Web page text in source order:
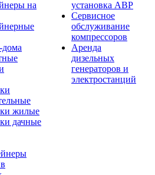
на
жилые
дачные
установка АВР
Сервисное
обслуживание
компрессоров
Аренда
дизельных
генераторов и
электростанций